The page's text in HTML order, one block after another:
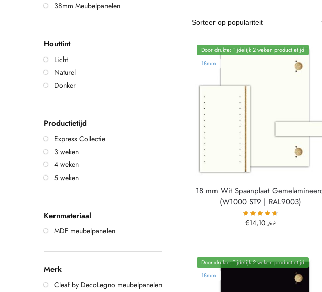
Door drukte: Tijdelijk 2 weken productietijd
18mm
18 mm Wit Spaanplaat
(W1000 ST9 | RAL9003)
€14,10 /m²
Door drukte: Tijdelijk 2 weken productietijd
18mm
38mm Meubelpanelen
Houttint
Licht
Naturel
Donker
Productietijd
Express Collectie
3 weken
4 weken
5 weken
Kernmateriaal
MDF meubelpanelen
Merk
Cleaf by DecoLegno meubelpanelen